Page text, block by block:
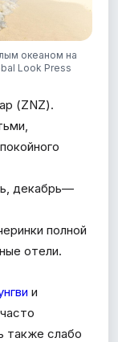
океаном на
Look Press
(ZNZ).
декабрь—
полной
отели.
и
также слабо